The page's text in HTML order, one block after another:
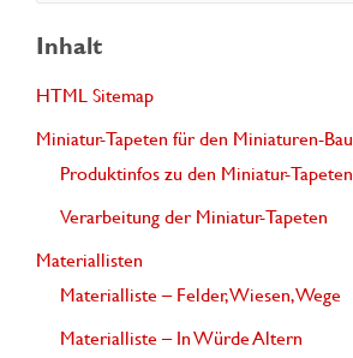
c
n
c
Inhalt
HTML Sitemap
Miniatur-Tapeten für den Miniaturen-Bau
Produktinfos zu den Miniatur-Tapeten
Verarbeitung der Miniatur-Tapeten
Materiallisten
Materialliste – Felder, Wiesen, Wege
Materialliste – In Würde Altern